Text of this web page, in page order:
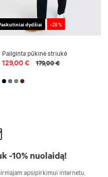
dydžiai -28 %
Pailginta pūkinė striukė
129,00 € 179,00 €
-10% nuolaidą!
apsipirkimui internetu,